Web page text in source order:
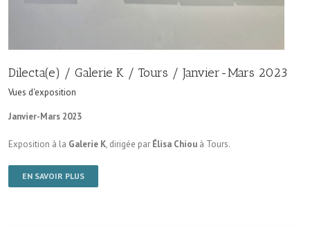
Dilecta(e) / Galerie K / Tours / Janvier-Mars 2023
Vues d'exposition
Janvier-Mars 2023
Exposition à la Galerie K, dirigée par Élisa Chiou à Tours.
EN SAVOIR PLUS